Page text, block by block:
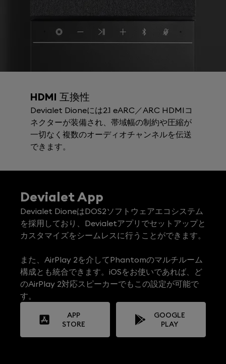
HDMI 互換性
Devialet Dioneには2.1 eARC／ARC HDMIコ
ネクターが装備され、帯域幅の制約や圧縮が
一切なく複数のオーディオチャンネルを伝送
できます。
Devialet App
Devialet DioneはDOS2ソフトウェアエコシステム
を採用しており、Devialetアプリでセットアップと
カスタマイズをシームレスに行うことができます。
また、AirPlay 2を介してPhantomのマルチルーム
構成とも統合できます。iOSをお使いであれば、ど
のAirPlay 2対応スピーカーでもこの設定が可能で
す。
APP
STORE
GOOGLE
PLAY